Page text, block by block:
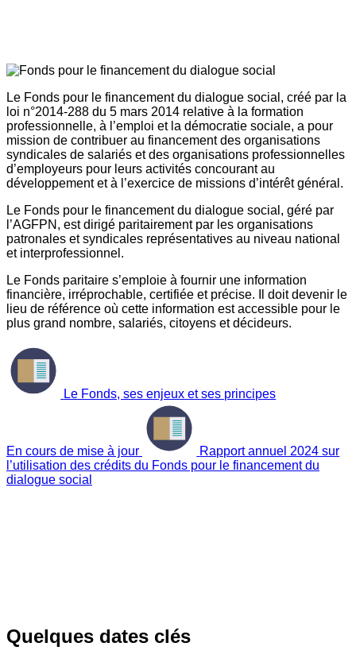
Le Fonds pour le financement du dialogue social, créé par la
loi n°2014-288 du 5 mars 2014 relative à la formation
professionnelle, à l’emploi et la démocratie sociale, a pour
mission de contribuer au financement des organisations
syndicales de salariés et des organisations professionnelles
d’employeurs pour leurs activités concourant au
développement et à l’exercice de missions d’intérêt général.
Le Fonds pour le financement du dialogue social, géré par
l’AGFPN, est dirigé paritairement par les organisations
patronales et syndicales représentatives au niveau national
et interprofessionnel.
Le Fonds paritaire s’emploie à fournir une information
financière, irréprochable, certifiée et précise. Il doit devenir le
lieu de référence où cette information est accessible pour le
plus grand nombre, salariés, citoyens et décideurs.
Le Fonds, ses enjeux et ses principes
En cours de mise à jour
Rapport annuel 2024 sur
l’utilisation des crédits du Fonds pour le financement du
dialogue social
Quelques dates clés